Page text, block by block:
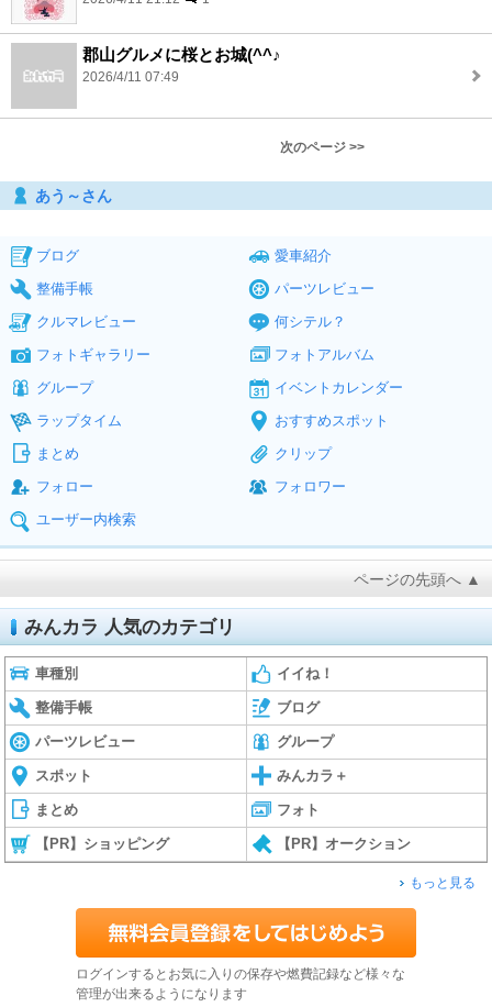
郡山グルメに桜とお城(^^♪
2026/4/11 07:49
次のページ >>
あう～さん
ブログ
愛車紹介
整備手帳
パーツレビュー
クルマレビュー
何シテル？
フォトギャラリー
フォトアルバム
グループ
イベントカレンダー
ラップタイム
おすすめスポット
まとめ
クリップ
フォロー
フォロワー
ユーザー内検索
ページの先頭へ ▲
みんカラ 人気のカテゴリ
車種別 イイね！
整備手帳 ブログ
パーツレビュー グループ
スポット みんカラ＋
まとめ フォト
【PR】ショッピング 【PR】オークション
もっと見る
ログインするとお気に入りの保存や燃費記録など様々な
管理が出来るようになります